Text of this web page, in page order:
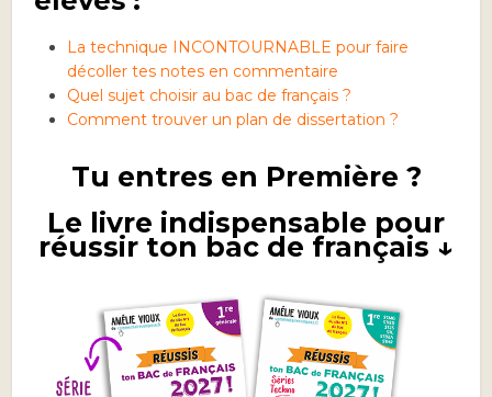
La technique INCONTOURNABLE pour faire
décoller tes notes en commentaire
Quel sujet choisir au bac de français ?
Comment trouver un plan de dissertation ?
Tu entres en Première ?
Le livre indispensable pour
réussir ton bac de français ↓